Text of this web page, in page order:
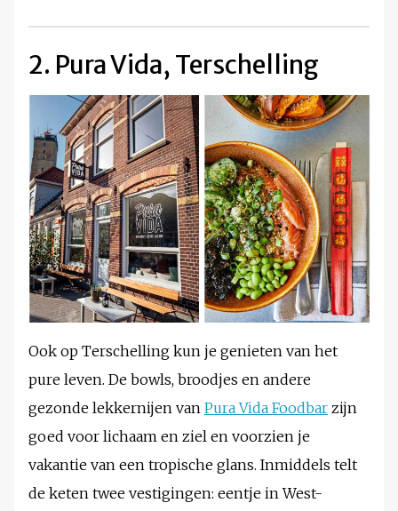
2. Pura Vida, Terschelling
Ook op Terschelling kun je genieten van het
pure leven. De bowls, broodjes en andere
gezonde lekkernijen van Pura Vida Foodbar zijn
goed voor lichaam en ziel en voorzien je
vakantie van een tropische glans. Inmiddels telt
de keten twee vestigingen: eentje in West-